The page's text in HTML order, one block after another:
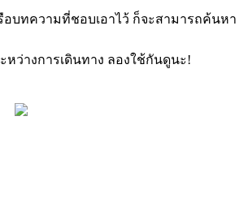
บทความที่ชอบเอาไว้ ก็จะสามารถค้นหา
ะหว่างการเดินทาง ลองใช้กันดูนะ!